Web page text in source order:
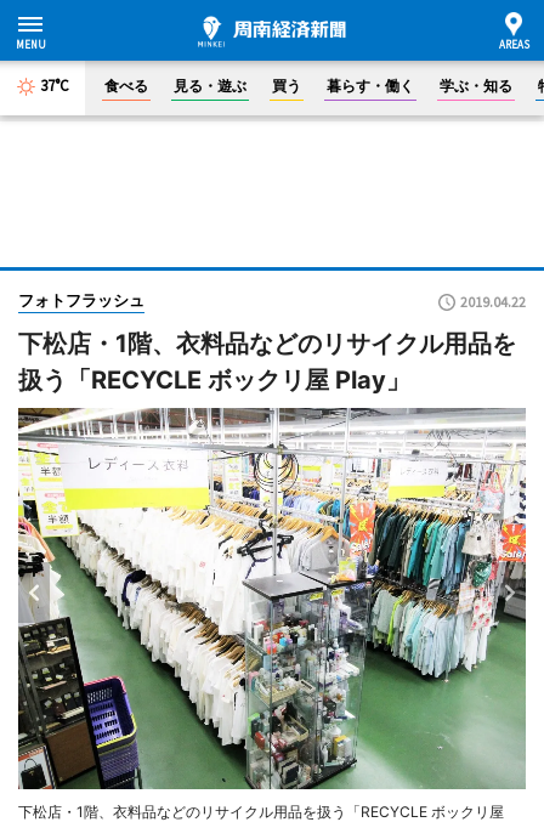
37°C 食べる 見る・遊ぶ 買う 暮らす・働く 学ぶ・知る
フォトフラッシュ 2019.04.22
下松店・1階、衣料品などのリサイクル用品を
扱う「RECYCLE ボックリ屋 Play」
下松店・1階、衣料品などのリサイクル用品を扱う「RECYCLE ボックリ屋